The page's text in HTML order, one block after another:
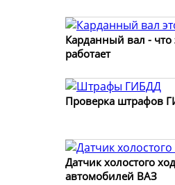
Карданный вал - что
работает
Проверка штрафов
Датчик холостого
автомобилей ВАЗ